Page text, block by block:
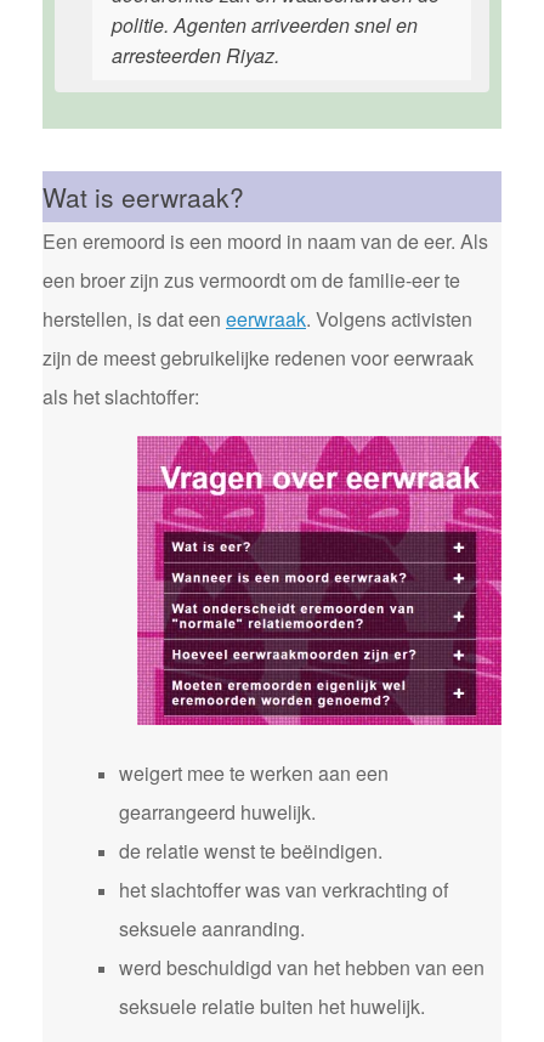
politie. Agenten arriveerden snel en
arresteerden Riyaz.
Wat is eerwraak?
Een eremoord is een moord in naam van de eer. Als
een broer zijn zus vermoordt om de familie-eer te
herstellen, is dat een eerwraak. Volgens activisten
zijn de meest gebruikelijke redenen voor eerwraak
als het slachtoffer:
weigert mee te werken aan een
gearrangeerd huwelijk.
de relatie wenst te beëindigen.
het slachtoffer was van verkrachting of
seksuele aanranding.
werd beschuldigd van het hebben van een
seksuele relatie buiten het huwelijk.